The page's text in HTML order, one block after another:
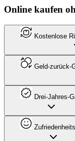
Online kaufen
Kostenlose
Geld-zurück-
Drei-Jahres-